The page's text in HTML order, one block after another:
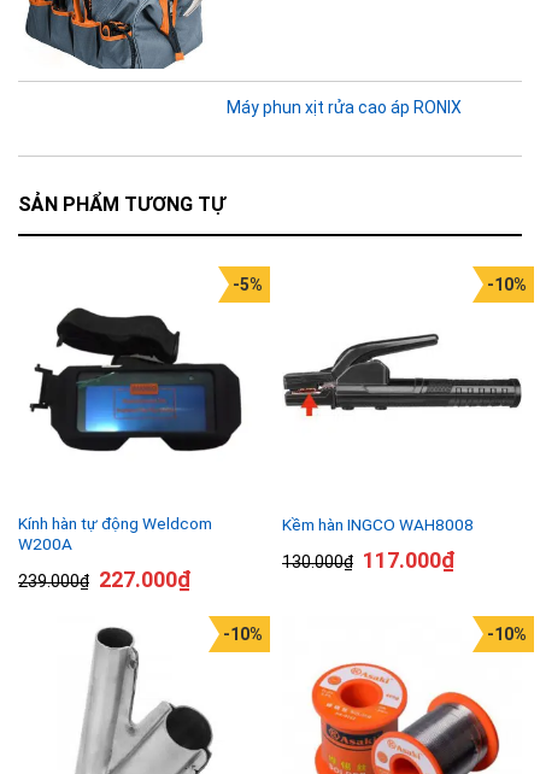
Máy phun xịt rửa cao áp RONIX
SẢN PHẨM TƯƠNG TỰ
Kính hàn tự động Weldcom
W200A
239.000₫
-5%
227.000₫
Kềm hàn INGCO WAH8008
130.000₫
-10%
117.000₫
-10% -10%